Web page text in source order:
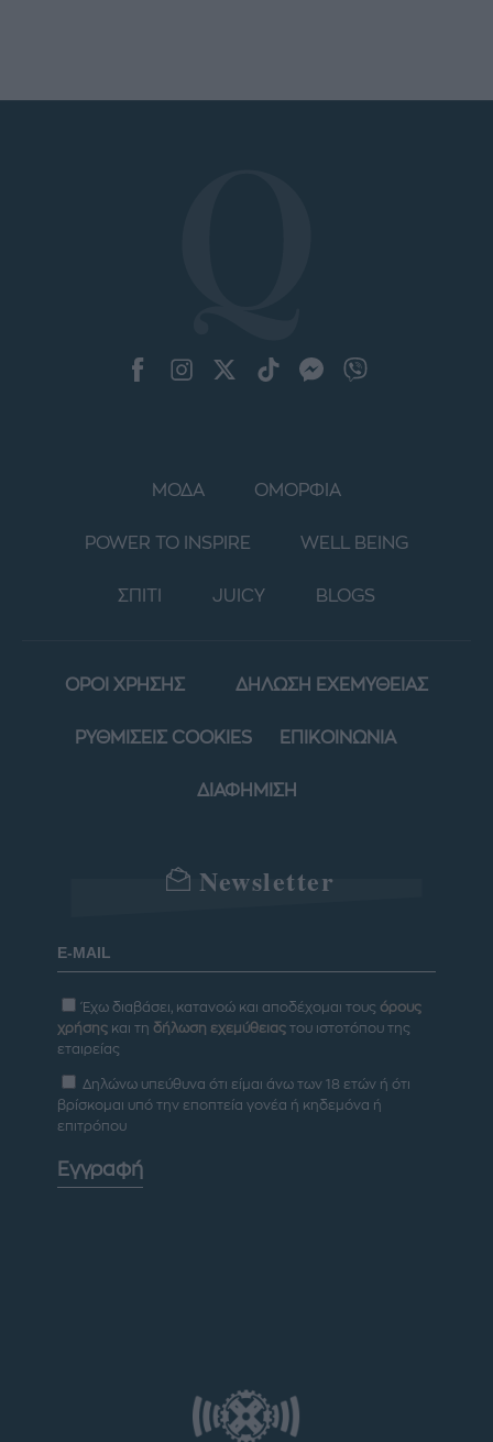
ΜΟΔΑ ΟΜΟΡΦΙΑ
POWER TO INSPIRE WELL BEING
ΣΠΙΤΙ JUICY BLOGS
ΟΡΟΙ ΧΡΗΣΗΣ ΔΗΛΩΣΗ ΕΧΕΜΥΘΕΙΑΣ
ΡΥΘΜΙΣΕΙΣ COOKIES ΕΠΙΚΟΙΝΩΝΙΑ
ΔΙΑΦΗΜΙΣΗ
Newsletter
Έχω διαβάσει, κατανοώ και αποδέχομαι τους όρους
χρήσης και τη δήλωση εχεμύθειας του ιστοτόπου της
εταιρείας
Δηλώνω υπεύθυνα ότι είμαι άνω των 18 ετών ή ότι
βρίσκομαι υπό την εποπτεία γονέα ή κηδεμόνα ή
επιτρόπου
Εγγραφή